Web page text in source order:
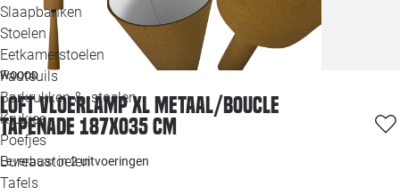
Slaapbanken
Stoelen
Eetkamerstoelen
Fauteuils
Barkrukken & -stoelen
Krukjes
Poefjes
Bureaustoelen
Tafels
WOOOD
Loft vloerlamp xl metaal/boucle
tapenade 187xo35 cm
Leverbaar in2 uitvoeringen